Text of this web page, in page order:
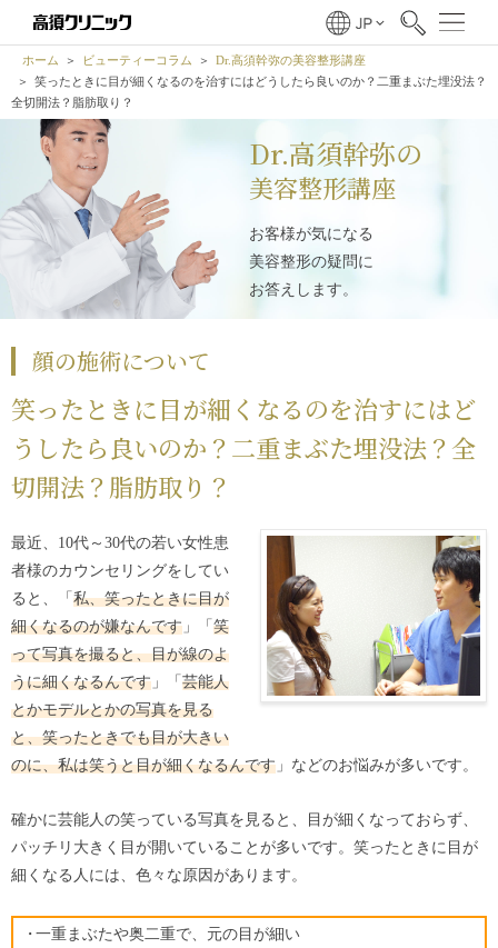
ホーム ビューティーコラム
Dr.高須幹弥の美容整形講座
笑ったときに目が細くなるのを治すにはどうしたら良いのか？二重まぶた埋没法？
全切開法？脂肪取り？
Dr.高須幹弥の
美容整形講座
お客様が気になる
美容整形の疑問に
お答えします。
顔の施術について
笑ったときに目が細くなるのを治すにはど
うしたら良いのか？二重まぶた埋没法？全
切開法？脂肪取り？
最近、10代～30代の若い女性患
者様のカウンセリングをしてい
ると、「 私、笑ったときに目が
細くなるのが嫌なんです 」「 笑
って写真を撮ると、目が線のよ
うに細くなるんです 」「 芸能人
とかモデルとかの写真を見る
と、笑ったときでも目が大きい
のに、私は笑うと目が細くなるんです 」などのお悩みが多いです。
確かに芸能人の笑っている写真を見ると、目が細くなっておらず、
パッチリ大きく目が開いていることが多いです。笑ったときに目が
細くなる人には、色々な原因があります。
一重まぶたや奥二重で、元の目が細い